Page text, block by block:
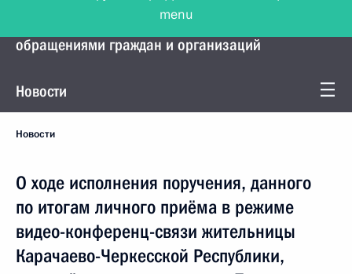
Управление Президента по работе с
обращениями граждан и организаций
Новости
Новости
О ходе исполнения поручения, данного
по итогам личного приёма в режиме
видео-конференц-связи жительницы
Карачаево-Черкесской Республики,